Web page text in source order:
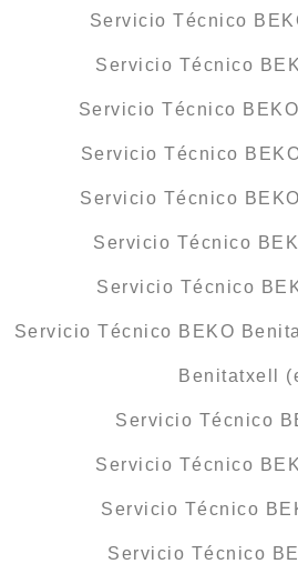
Servicio Técnico
Servicio Técnico
Servicio Técnico
Servicio Técnico
Servicio Técnico
Servicio Técnico
Servicio Técnico
Servicio Técnico BEKO
Benitatxell
Servicio Técnico
Servicio Técnico
Servicio Técnico
Servicio Técnico